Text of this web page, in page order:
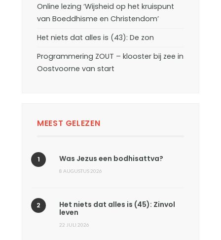
Online lezing ‘Wijsheid op het kruispunt
van Boeddhisme en Christendom’
Het niets dat alles is (43): De zon
Programmering ZOUT – klooster bij zee in
Oostvoorne van start
MEEST GELEZEN
Was Jezus een bodhisattva?
8 AUGUSTUS 2026
Het niets dat alles is (45): Zinvol
leven
22 JULI 2026